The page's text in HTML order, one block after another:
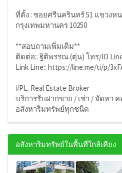
ที่ตั้ง : ซอยศรีนครินทร์ 51 แขวงห
กรุงเทพมหานคร 10250
**สอบถามเพิ่มเติม**
ติดต่อ:: ฐิติพรรณ (ตุ่น) โทร/ID
Link Line:: https://line.me/ti/p/
#PL. Real Estate Broker
บริการรับฝากขาย / เช่า / จัดหา
อสังหาริมทรัพย์ทุกชนิด
อสังหาริมทรัพย์ในพื้นที่ใกล้เคียง